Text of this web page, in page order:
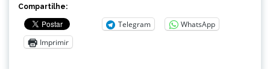
Compartilhe:
Telegram
WhatsApp
Imprimir